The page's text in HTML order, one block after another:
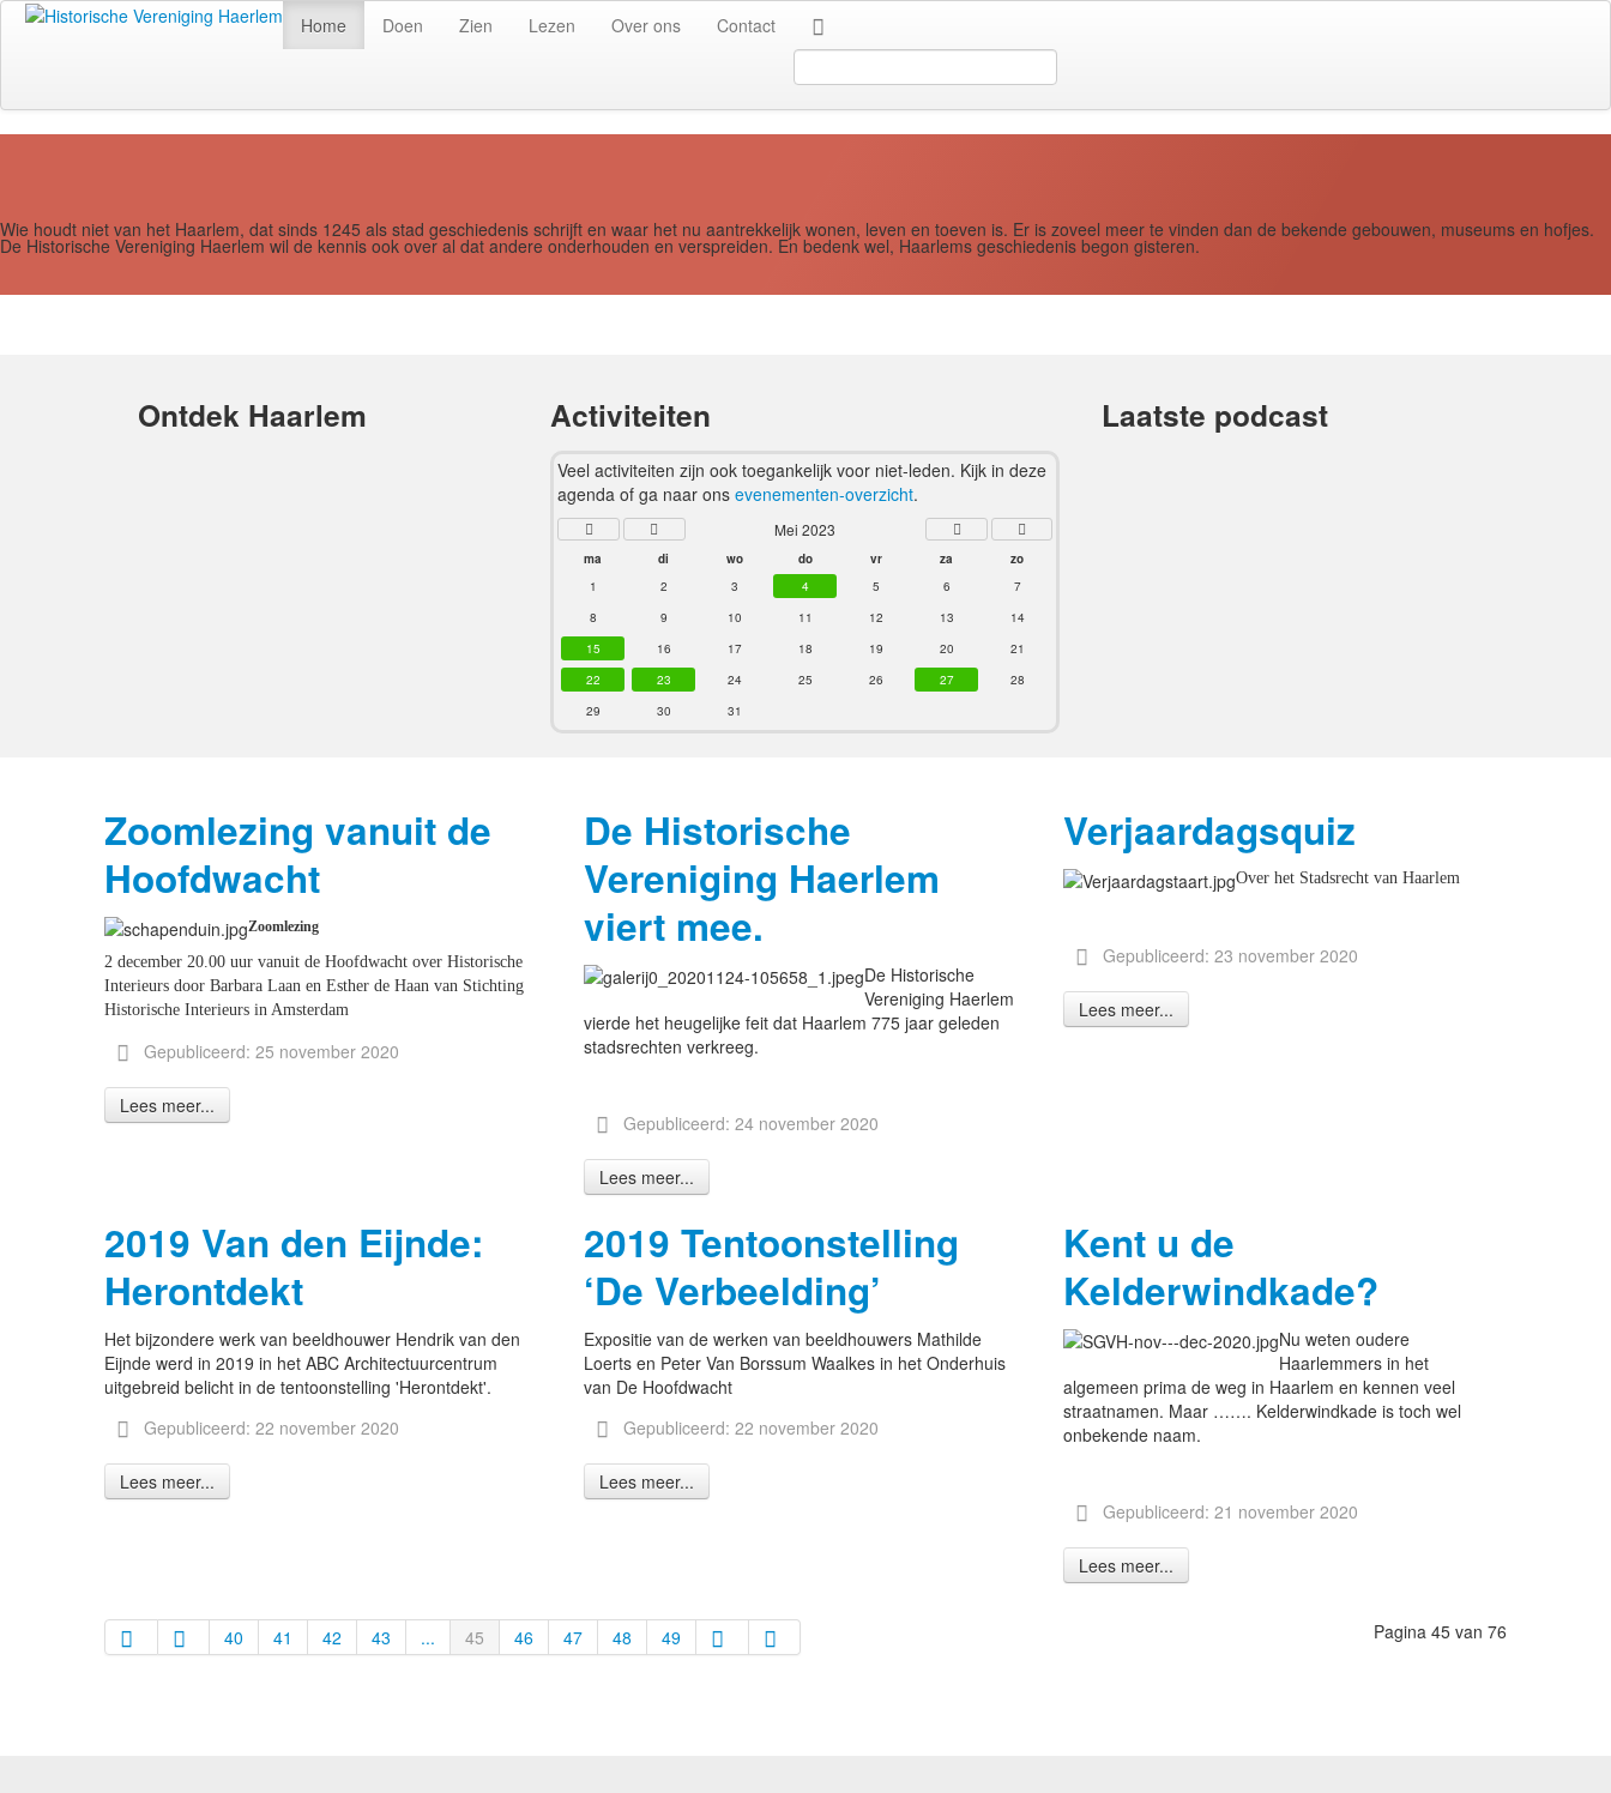
Home Doen Zien Lezen Over ons
Contact
...
Wie houdt niet van het Haarlem, dat sinds 1245 als stad geschiedenis schrijft en waar het nu aantrekkelijk wonen, leven en toeven is. Er is zoveel meer te vinden dan de bekende gebouwen, museums en hofjes.
De Historische Vereniging Haerlem wil de kennis ook over al dat andere onderhouden en verspreiden. En bedenk wel, Haarlems geschiedenis begon gisteren.
Ontdek Haarlem Activiteiten
Veel activiteiten zijn ook toegankelijk voor niet-leden. Kijk in deze
agenda of ga naar onsevenementen-overzicht.
Mei 2023
ma di wo do vr za
zo
1
2 3 4 5 6
7
8
9 10 11 12 13
14
15
16 17 18 19 20
21
22
23 24 25 26 27
28
29
30 31
Laatste podcast
Zoomlezing vanuit de
Hoofdwacht
Zoomlezing
2 december 20.00 uur vanuit de Hoofdwacht over Historische
Interieurs door Barbara Laan en Esther de Haan van Stichting
Historische Interieurs in Amsterdam
Gepubliceerd: 25 november 2020
Lees meer...
De Historische
Vereniging Haerlem
viert mee.
De Historische
Vereniging Haerlem
vierde het heugelijke feit dat Haarlem 775 jaar geleden
stadsrechten verkreeg.
Gepubliceerd: 24 november 2020
Lees meer...
Verjaardagsquiz
Over het Stadsrecht van Haarlem
Gepubliceerd: 23 november 2020
Lees meer...
2019 Van den Eijnde:
Herontdekt
Het bijzondere werk van beeldhouwer Hendrik van den
Eijnde werd in 2019 in het ABC Architectuurcentrum
uitgebreid belicht in de tentoonstelling 'Herontdekt'.
Gepubliceerd: 22 november 2020
Lees meer...
2019 Tentoonstelling
‘De Verbeelding’
Expositie van de werken van beeldhouwers Mathilde
Loerts en Peter Van Borssum Waalkes in het Onderhuis
van De Hoofdwacht
Gepubliceerd: 22 november 2020
Lees meer...
Kent u de
Kelderwindkade?
Nu weten oudere
Haarlemmers in het
algemeen prima de weg in Haarlem en kennen veel
straatnamen. Maar ……. Kelderwindkade is toch wel
onbekende naam.
Gepubliceerd: 21 november 2020
Lees meer...
Pagina 45 van 76
40 41 42 43 ... 45 46 47 48 49